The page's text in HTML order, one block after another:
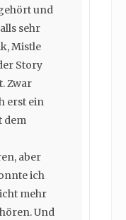
und
sehr
Mistle
Story
Zwar
erst ein
dem
aber
ich
mehr
Und